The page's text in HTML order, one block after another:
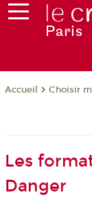
Accueil Choisir
Les
Danger